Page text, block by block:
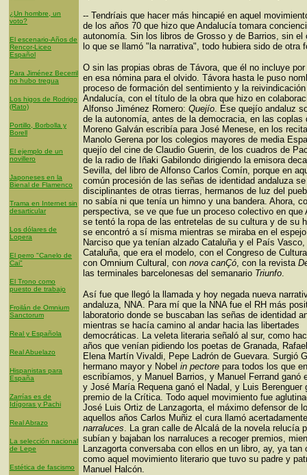
¿Un hombre, un
voto?
El escenario-Años de
Rencor-Liceo
Español
Para Jiménez Becerril
no hubo tregua
Los higos de Rodrigo
(Rato)
Portillo, Borbolla y
Borell
El ejemplo de un
novillero
Japoneses en la
Bienal de Flamenco
Trama en Internet sin
desarticular
Los dólares de
Lopera
El perro "Canelo de
Cai"
El Trono como
puesto de trabajo
Froilán de Omnium
Sanctorum
Real y Española
Real Abuelazo
Hispanistas para
España
Zarrías es de
Idígoras y Pachi
Real Abrazo
La selección nacional
de Lepe
Estética de fascismo
-- Tendríais que hacer más hincapié en aquel
de los años 70 que hizo que Andalucía tomara
autonomía. Sin los libros de Grosso y de Barrios, sin el
lo que se llamó "la narrativa", todo hubiera sido de otra
O sin las propias obras de Távora, que él no incluye
en esa nómina para el olvido. Távora hasta le puso
proceso de formación del sentimiento y la
Andalucía, con el título de la obra que hizo en
Alfonso Jiménez Romero: Quejío. Ese quejío andaluz
de la autonomía, antes de la democracia, en las coplas
Moreno Galván escribía para José Menese, en los
Manolo Gerena por los colegios mayores de media
quejío del cine de Claudio Guerin, de los cuadros de
de la radio de Iñaki Gabilondo dirigiendo la emisora
Sevilla, del libro de Alfonso Carlos Comín, porque en
común procesión de las señas de identidad andaluza
disciplinantes de otras tierras, hermanos de luz del
no sabía ni que tenía un himno y una bandera. Ahora,
perspectiva, se ve que fue un proceso colectivo en que
se tentó la ropa de las entretelas de su cultura y de su
se encontró a sí misma mientras se miraba en el
Narciso que ya tenían alzado Cataluña y el País
Cataluña, que era el modelo, con el Congreso de
con Omnium Cultural, con nova canÇó, con la revista
las terminales barcelonesas del semanario Triunfo.
Así fue que llegó la llamada y hoy negada nueva
andaluza, NNA. Para mí que la NNA fue el RH más
laboratorio donde se buscaban las señas de identidad
mientras se hacía camino al andar hacia las libertades
democráticas. La veleta literaria señaló al sur, como
años que venían pidiendo los poetas de Granada,
Elena Martín Vivaldi, Pepe Ladrón de Guevara. Surgió
hermano mayor y Nobel in pectore para todos los que
escribíamos, y Manuel Barrios, y Manuel Ferrand ganó
y José María Requena ganó el Nadal, y Luis Berenguer
premio de la Crítica. Todo aquel movimiento fue
José Luis Ortiz de Lanzagorta, el máximo defensor de
aquellos años Carlos Muñiz el cura llamó
narraluces. La gran calle de Alcalá de la novela relucía
subían y bajaban los narraluces a recoger premios,
Lanzagorta conversaba con ellos en un libro, ay, ya tan
como aquel movimiento literario que tuvo su padre y
Manuel Halcón.